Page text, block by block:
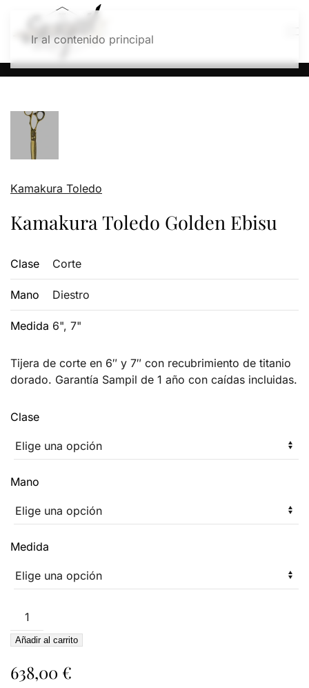
Ir al contenido principal
Kamakura Toledo
Kamakura Toledo Golden Ebisu
Clase Corte
Mano Diestro
Medida 6", 7"
Tijera de corte en 6″ y 7″ con recubrimiento de titanio
dorado. Garantía Sampil de 1 año con caídas incluidas.
Clase
Mano
Medida
Kamakura
Toledo
Golden
cantidad
Añadir al carrito
638,00€